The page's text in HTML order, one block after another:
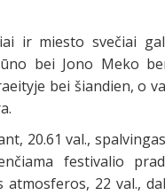
ir miesto svečiai
bei Jono Meko
bei šiandien, o
20.61 val.,
festivalio
22 val.,